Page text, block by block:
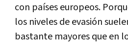
con países europeos.
los niveles de evasión
bastante mayores que en